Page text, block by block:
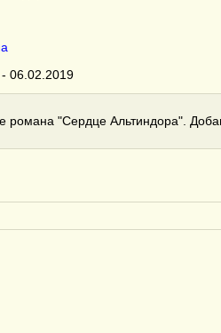
06.02.2019
романа "Сердце Альтиндора".